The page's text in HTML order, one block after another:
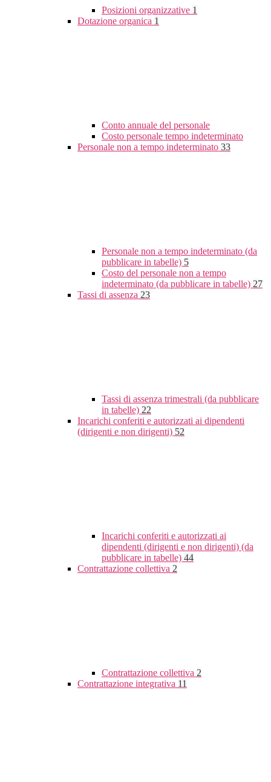
Posizioni organizzative 1
Dotazione organica 1
Conto annuale del personale
Costo personale tempo indeterminato
Personale non a tempo indeterminato 33
Personale non a tempo indeterminato (da
pubblicare in tabelle) 5
Costo del personale non a tempo
indeterminato (da pubblicare in tabelle) 27
Tassi di assenza 23
Tassi di assenza trimestrali (da pubblicare
in tabelle) 22
Incarichi conferiti e autorizzati ai dipendenti
(dirigenti e non dirigenti) 52
Incarichi conferiti e autorizzati ai
dipendenti (dirigenti e non dirigenti) (da
pubblicare in tabelle) 44
Contrattazione collettiva 2
Contrattazione collettiva 2
Contrattazione integrativa 11